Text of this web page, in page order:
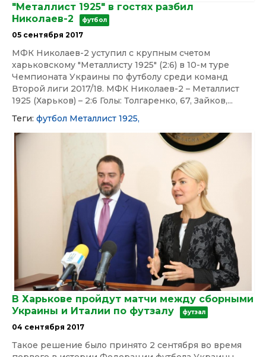
"Металлист 1925" в гостях разбил
Николаев-2
футбол
05 сентября 2017
МФК Николаев-2 уступил с крупным счетом
харьковскому "Металлисту 1925" (2:6) в 10-м туре
Чемпионата Украины по футболу среди команд
Второй лиги 2017/18. МФК Николаев-2 – Металлист
1925 (Харьков) – 2:6 Голы: Толгаренко, 67, Зайков,...
Теги: футбол Металлист 1925,
В Харькове пройдут матчи между сборными
Украины и Италии по футзалу
футзал
04 сентября 2017
Такое решение было принято 2 сентября во время